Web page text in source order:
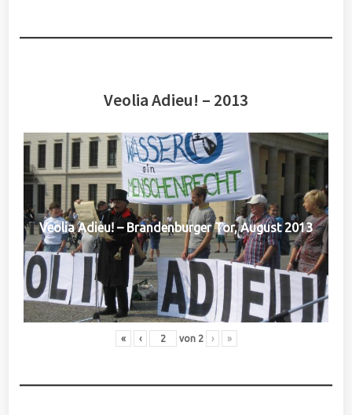
Veolia Adieu! – 2013
Veolia Adieu! – Brandenburger Tor, August 2013
« ‹ von 2 › »